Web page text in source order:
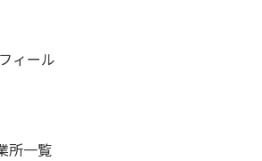
ィール
所一覧